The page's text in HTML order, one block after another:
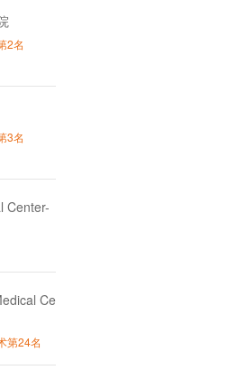
2名
3名
Center-
Ce
第24名